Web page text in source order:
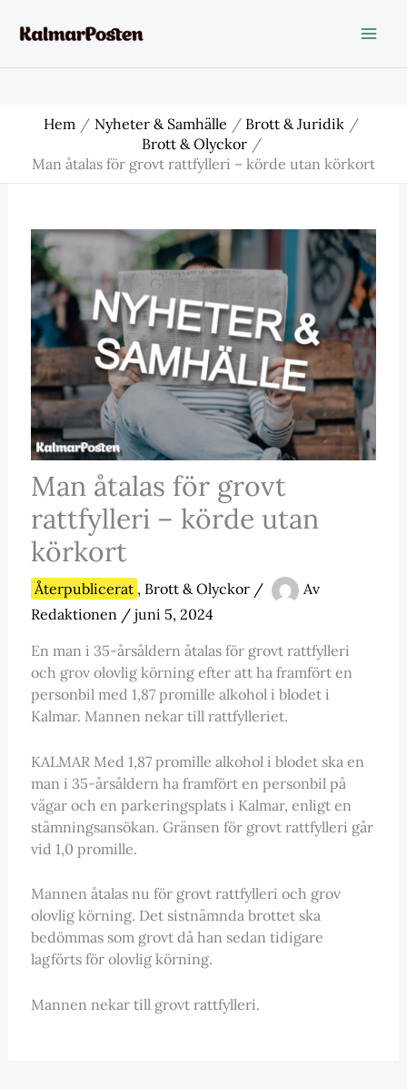
Hem Nyheter & Samhälle
Brott & Juridik
Brott & Olyckor
Man åtalas för grovt rattfylleri – körde utan körkort
Man åtalas för grovt
rattfylleri – körde utan
körkort
Återpublicerat , Brott & Olyckor/
Av
Redaktionen / juni 5, 2024
En man i 35-årsåldern åtalas för grovt rattfylleri
och grov olovlig körning efter att ha framfört en
personbil med 1,87 promille alkohol i blodet i
Kalmar. Mannen nekar till rattfylleriet.
KALMAR Med 1,87 promille alkohol i blodet ska en
man i 35-årsåldern ha framfört en personbil på
vägar och en parkeringsplats i Kalmar, enligt en
stämningsansökan. Gränsen för grovt rattfylleri går
vid 1,0 promille.
Mannen åtalas nu för grovt rattfylleri och grov
olovlig körning. Det sistnämnda brottet ska
bedömmas som grovt då han sedan tidigare
lagförts för olovlig körning.
Mannen nekar till grovt rattfylleri.